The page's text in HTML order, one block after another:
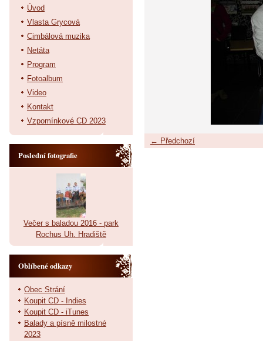
← Předchozí
Úvod
Vlasta Grycová
Cimbálová muzika
Netáta
Program
Fotoalbum
Video
Kontakt
Vzpomínkové CD 2023
Poslední fotografie
Večer s baladou 2016 - park
Rochus Uh. Hradiště
Oblíbené odkazy
Obec Strání
Koupit CD - Indies
Koupit CD - iTunes
Balady a písně milostné
2023